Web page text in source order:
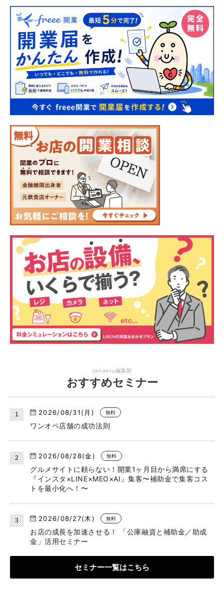
canaeru編集部
おすすめセミナー
2026/08/31(月) 無料
ワンオペ店舗の成功法則
2026/08/28(金) 無料
グルメサイトに頼らない！開業1ヶ月目から満席にする
『インスタ×LINE×MEO×AI』集客〜補助金で集客コス
トを最小化へ！〜
2026/08/27(木) 無料
お店の成長を加速させる！ 「公庫融資と補助金／助成
金」活用セミナー
セミナー一覧はこちら